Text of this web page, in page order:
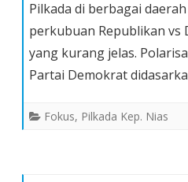
Pilkada di berbagai
perkubuan Republikan vs
yang kurang jelas.
Partai Demokrat
Fokus, Pilkada Kep. Nias